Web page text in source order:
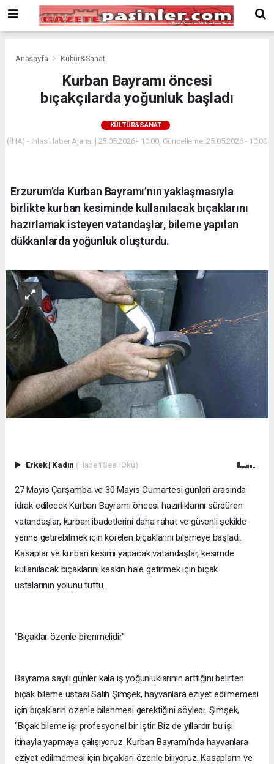
Bonusu
Veren
deneme
siteler
Veren
Anasayfa Kültür&Sanat
Kurban Bayramı öncesi
bıçakçılarda yoğunluk başladı
KÜLTÜR&SANAT
(İHA) - İhlas Haber Ajansı | 25.05.2026 - 10:00, Güncelleme: 25.05.2026 - 10:00
Erzurum’da Kurban Bayramı’nın yaklaşmasıyla
birlikte kurban kesiminde kullanılacak bıçaklarını
hazırlamak isteyen vatandaşlar, bileme yapılan
dükkanlarda yoğunluk oluşturdu.
Erkek| Kadın (Haberi Sesli Oku)
27 Mayıs Çarşamba ve 30 Mayıs Cumartesi günleri arasında
idrak edilecek Kurban Bayramı öncesi hazırlıklarını sürdüren
vatandaşlar, kurban ibadetlerini daha rahat ve güvenli şekilde
yerine getirebilmek için körelen bıçaklarını bilemeye başladı.
Kasaplar ve kurban kesimi yapacak vatandaşlar, kesimde
kullanılacak bıçaklarını keskin hale getirmek için bıçak
ustalarının yolunu tuttu.
"Bıçaklar özenle bilenmelidir"
Bayrama sayılı günler kala iş yoğunluklarının arttığını belirten
bıçak bileme ustası Salih Şimşek, hayvanlara eziyet edilmemesi
için bıçakların özenle bilenmesi gerektiğini söyledi. Şimşek,
"Bıçak bileme işi profesyonel bir iştir. Biz de yıllardır bu işi
itinayla yapmaya çalışıyoruz. Kurban Bayramı’nda hayvanlara
eziyet edilmemesi için bıçakları özenle biliyoruz. Kasapların ve